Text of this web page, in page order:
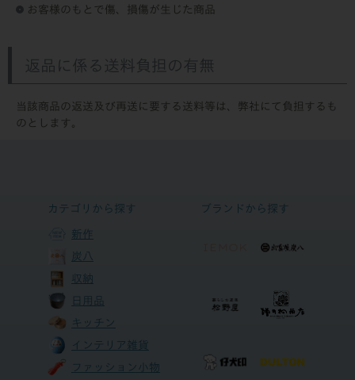
お客様のもとで傷、損傷が生じた商品
返品に係る送料負担の有無
当該商品の返送及び再送に要する送料等は、弊社にて負担するも
のとします。
カテゴリから探す
新作
炭八
収納
日用品
キッチン
インテリア雑貨
ファッション小物
ブランドから探す